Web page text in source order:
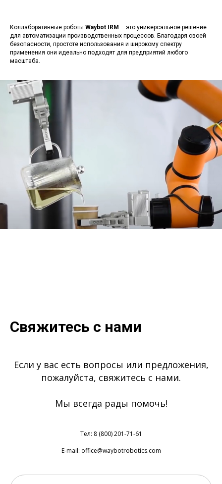
Коллаборативные роботы Waybot IRM – это универсальное решение
для автоматизации производственных процессов. Благодаря своей
безопасности, простоте использования и широкому спектру
применения они идеально подходят для предприятий любого
масштаба.
Свяжитесь с нами
Если у вас есть вопросы или предложения,
пожалуйста, свяжитесь с нами.
Мы всегда рады помочь!
Тел: 8 (800) 201-71-61
E-mail: office@waybotrobotics.com